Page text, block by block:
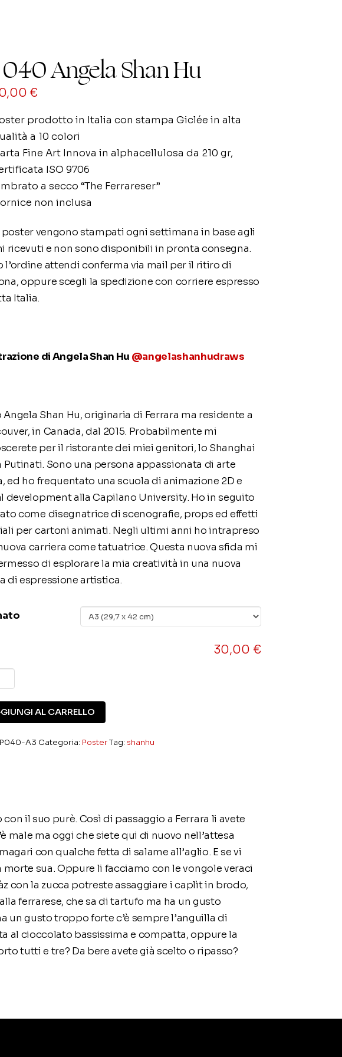
Angela Shan Hu
€
prodotto in Italia con stampa Giclée in alta
a 10 colori
Fine Art Innova in alphacellulosa da 210 gr,
ISO 9706
a secco “The Ferrareser”
non inclusa
poster vengono stampati ogni settimana in base agli
ricevuti e non sono disponibili in pronta consegna.
l’ordine attendi conferma via mail per il ritiro di
oppure scegli la spedizione con corriere espresso
Italia.
di Angela Shan Hu @angelashanhudraws
Angela Shan Hu, originaria di Ferrara ma residente a
in Canada, dal 2015. Probabilmente mi
per il ristorante dei miei genitori, lo Shanghai
Putinati. Sono una persona appassionata di arte
ed ho frequentato una scuola di animazione 2D e
development alla Capilano University. Ho in seguito
come disegnatrice di scenografie, props ed effetti
per cartoni animati. Negli ultimi anni ho intrapreso
carriera come tatuatrice. Questa nuova sfida mi
di esplorare la mia creatività in una nuova
di espressione artistica.
30,00€
AL CARRELLO
P040-A3 Categoria: PosterTag: shanhu
il suo purè. Così di passaggio a Ferrara li avete
male ma oggi che siete qui di nuovo nell’attesa
con qualche fetta di salame all’aglio. E se vi
sua. Oppure li facciamo con le vongole veraci
con la zucca potreste assaggiare i caplìt in brodo,
ferrarese, che sa di tartufo ma ha un gusto
un gusto troppo forte c’è sempre l’anguilla di
al cioccolato bassissima e compatta, oppure la
tutti e tre? Da bere avete già scelto o ripasso?